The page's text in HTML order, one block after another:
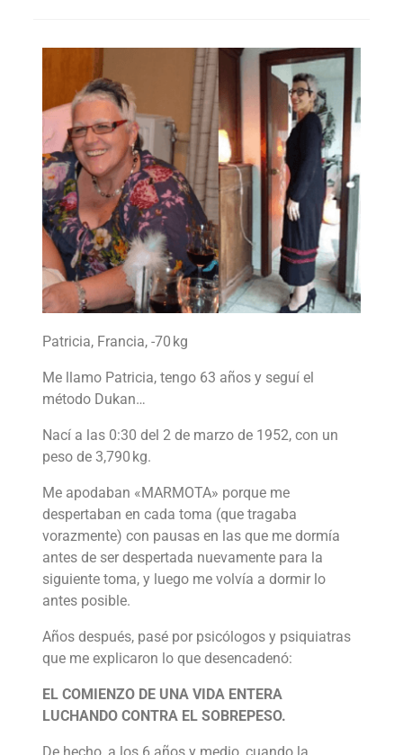
Patricia, Francia, -70 kg
Me llamo Patricia, tengo 63 años y seguí el
método Dukan…
Nací a las 0:30 del 2 de marzo de 1952, con un
peso de 3,790 kg.
Me apodaban «MARMOTA» porque me
despertaban en cada toma (que tragaba
vorazmente) con pausas en las que me dormía
antes de ser despertada nuevamente para la
siguiente toma, y luego me volvía a dormir lo
antes posible.
Años después, pasé por psicólogos y psiquiatras
que me explicaron lo que desencadenó:
EL COMIENZO DE UNA VIDA ENTERA
LUCHANDO CONTRA EL SOBREPESO.